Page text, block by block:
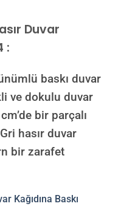
Duvar
:
baskı duvar
ve dokulu duvar
bir parçalı
hasır duvar
bir zarafet